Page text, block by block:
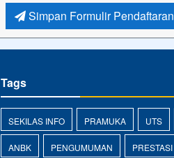
Simpan Formulir Pendaftaran
Tags
SEKILAS INFO PRAMUKA UTS
ANBK PENGUMUMAN PRESTASI